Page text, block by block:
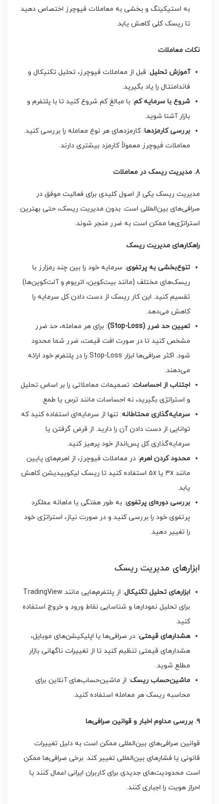
به استیکینگ و بخشی به معاملات فیوچرز اختصاص دهید
تا ریسک کلی کاهش یابد.
نکات معاملات
آموزش تحلیل: قبل از معاملات فیوچرز، تحلیل تکنیکال و
فاندامنتال را یاد بگیرید.
شروع با سرمایه کم: با مبالغ کم شروع کنید تا با پلتفرم و
بازار آشنا شوید.
بررسی کارمزدها: کارمزدهای هر نوع معامله را بررسی کنید.
معاملات فیوچرز معمولاً کارمزد بیشتری دارند.
۸. مدیریت ریسک در معاملات
مدیریت ریسک یکی از اصول کلیدی برای فعالیت موفق در
صرافی‌های بین‌المللی است. بدون مدیریت ریسک، حتی بهترین
استراتژی‌ها ممکن است به ضرر منجر شوند.
راهکارهای مدیریت ریسک
تنوع‌بخشی به پرتفوی: سرمایه خود را بین چند رمزارز با
ریسک‌های مختلف (مانند بیت‌کوین، اتریوم و آلت‌کوین‌ها)
تقسیم کنید. این کار ریسک از دست دادن کل سرمایه را
کاهش می‌دهد.
تعیین حد ضرر (Stop-Loss)
: برای هر معامله، حد ضرر
مشخص کنید تا در صورت افت قیمت، ضرر شما محدود
شود. اکثر صرافی‌ها ابزار Stop-Loss را در پلتفرم خود ارائه
می‌دهند.
اجتناب از احساسات: تصمیمات معاملاتی را بر اساس تحلیل
و استراتژی بگیرید، نه احساسات مانند ترس یا طمع.
سرمایه‌گذاری محتاطانه: تنها از سرمایه‌ای استفاده کنید که
توانایی از دست دادن آن را دارید. از قرض گرفتن یا
سرمایه‌گذاری کل پس‌انداز خود پرهیز کنید.
محدود کردن اهرم: در معاملات فیوچرز، از اهرم‌های پایین
مانند ۳x یا ۵x استفاده کنید تا ریسک لیکوییدیشن کاهش
یابد.
بررسی دوره‌ای پرتفوی: به طور هفتگی یا ماهانه عملکرد
پرتفوی خود را بررسی کنید و در صورت نیاز، استراتژی خود
را تغییر دهید.
ابزارهای مدیریت ریسک
ابزارهای تحلیل تکنیکال
: از پلتفرم‌هایی مانند TradingView
برای تحلیل نمودارها و شناسایی نقاط ورود و خروج استفاده
کنید.
هشدارهای قیمتی: در صرافی‌ها یا اپلیکیشن‌های موبایل،
هشدارهای قیمتی تنظیم کنید تا از تغییرات ناگهانی بازار
مطلع شوید.
ماشین‌حساب ریسک: از ماشین‌حساب‌های آنلاین برای
محاسبه ریسک هر معامله استفاده کنید.
۹. بررسی مداوم اخبار و قوانین صرافی‌ها
قوانین صرافی‌های بین‌المللی ممکن است به دلیل تغییرات
قانونی یا فشارهای بین‌المللی تغییر کند. برخی صرافی‌ها ممکن
است محدودیت‌های جدیدی برای کاربران ایرانی اعمال کنند یا
احراز هویت را اجباری کنند.